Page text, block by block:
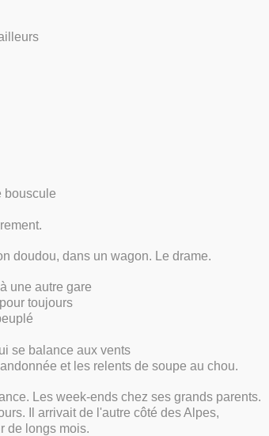
bouscule
doudou, dans un wagon. Le drame.
une autre gare
toujours
se balance aux vents
et les relents de soupe au chou.
Les week-ends chez ses grands parents.
Il arrivait de l'autre côté des Alpes,
de longs mois.